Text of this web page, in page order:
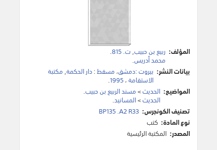
المؤلف: ربيع بن حبيب, ت. 815 .
محمد أدريس.
بيانات النشر: بيروت :دمشق، مسقط:دار الحكمة, مكتبة
الاستقامة،1995
.
المواضيع: الحديث>مسند الربيع بن حبيب.
الحديث>المسانيد.
تصنيف الكونجرس: BP135 .A2 R33
نوع المادة: كتب
المصدر: المكتبة الرئيسية